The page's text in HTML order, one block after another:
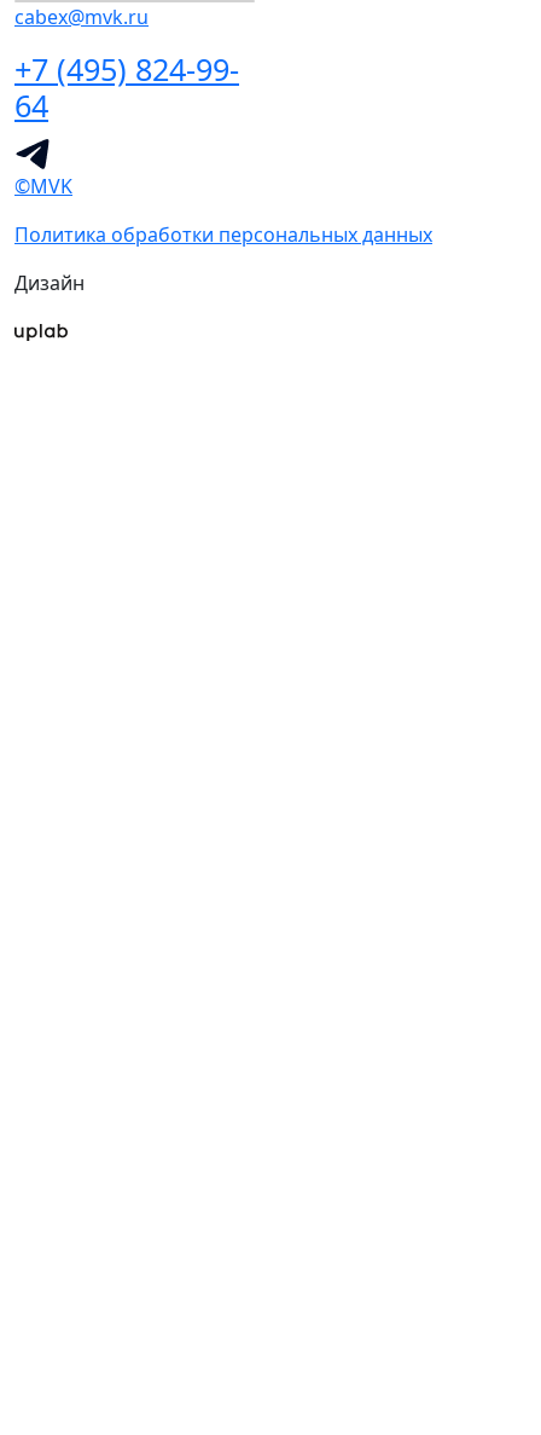
cabex@mvk.ru
+7 (495) 824-99-
64
©MVK
Политика обработки персональных данных
Дизайн